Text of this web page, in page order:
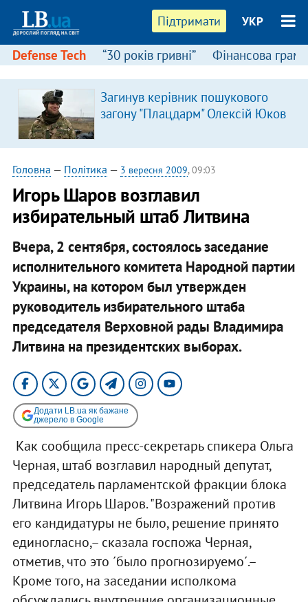
Підтримати УКР
Defense Tech “30 років гривні” Фінансова
Загинув керівник пошукового
загону "Плацдарм" Олексій Юков
Головна — Політика — 3 вересня 2009, 09:03
Игорь Шаров возглавил
избирательный штаб Литвина
Вчера, 2 сентября, состоялось заседание
исполнительного комитета Народной партии
Украины, на котором был утвержден
руководитель избирательного штаба
председателя Верховной рады Владимира
Литвина на президентских выборах.
Додати LB.ua як бажане
джерело в Google
Как сообщила пресс-секретарь спикера Ольга
Черная, штаб возглавил народный депутат,
председатель парламентской фракции блока
Литвина Игорь Шаров. "Возражений против
его кандидатуры не было, решение принято
единогласно,– сказала госпожа Черная,
отметив, что это ´было прогнозируемо´.–
Кроме того, на заседании исполкома